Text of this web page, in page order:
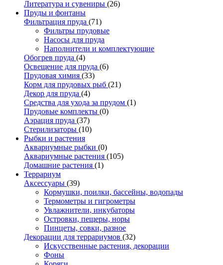
Литература и сувениры (26)
Пруды и фонтаны
Фильтрация пруда (71)
Фильтры прудовые
Насосы для пруда
Наполнители и комплектующие
Обогрев пруда (4)
Освещение для пруда (6)
Прудовая химия (33)
Корм для прудовых рыб (21)
Декор для пруда (4)
Средства для ухода за прудом (1)
Прудовые комплекты (0)
Аэрация пруда (37)
Стерилизаторы (10)
Рыбки и растения
Аквариумные рыбки (0)
Аквариумные растения (105)
Домашние растения (1)
Террариум
Аксессуары (39)
Кормушки, поилки, бассейны, водопады
Термометры и гигрометры
Увлажнители, инкубаторы
Островки, пещеры, норы
Пинцеты, совки, разное
Декорации для террариумов (32)
Искусственные растения, декорации
Фоны